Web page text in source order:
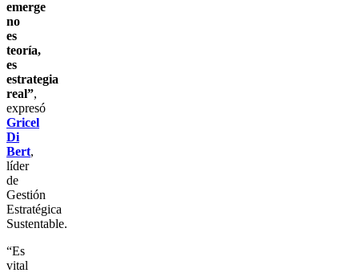
emerge
no
es
teoría,
es
estrategia
real”,
expresó
Gricel
Di
Bert,
líder
de
Gestión
Estratégica
Sustentable.
“Es
vital